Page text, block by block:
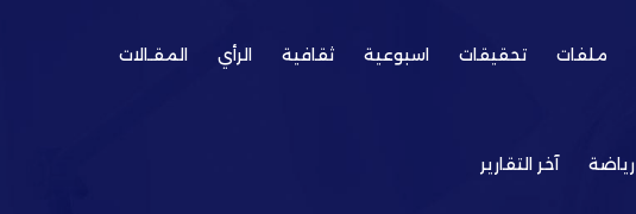
ملفات تحقيقات اسبوعية ثقافية الرأي المقـالات
رياضة آخر التقارير